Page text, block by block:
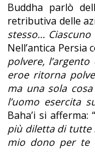
Buddha parlò
retributiva delle
stesso…
Nell’antica Persia
polvere,
eroe ritorna
ma una sola
l’uomo esercita
Baha’i si afferma: “
più diletta di tutte
mio dono per te